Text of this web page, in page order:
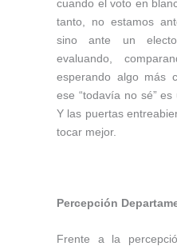
cuando el voto en
tanto, no estamos
sino ante un
evaluando,
esperando algo más
ese “todavía no sé”
Y las puertas
tocar mejor.
Percepción
Frente a la